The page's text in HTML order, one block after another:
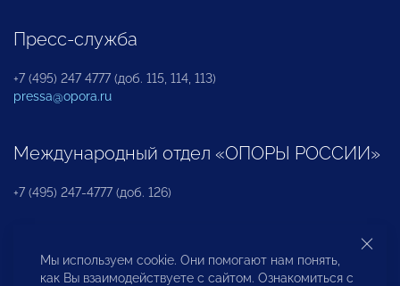
Пресс-служба
+7 (495) 247 4777 (доб. 115, 114, 113)
pressa@opora.ru
Международный отдел «ОПОРЫ РОССИИ»
+7 (495) 247-4777 (доб. 126)
Бюро по защите прав предпринимателей и
инвесторов
Мы используем cookie. Они помогают нам понять,
как Вы взаимодействуете с сайтом. Ознакомиться с